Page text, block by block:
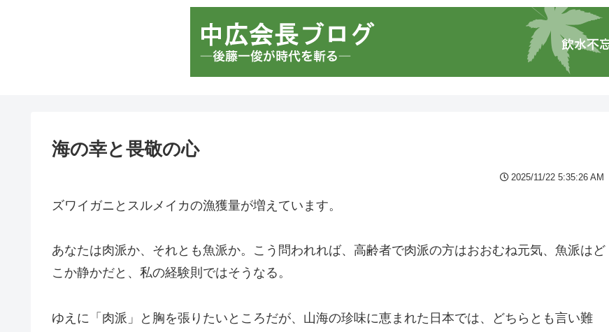
海の幸と畏敬の心
2025/11/22 5:35:26 AM
ズワイガニとスルメイカの漁獲量が増えています。
あなたは肉派か、それとも魚派か。こう問われれば、高齢者で肉派の方はおおむね元気、魚派はど
こか静かだと、私の経験則ではそうなる。
ゆえに「肉派」と胸を張りたいところだが、山海の珍味に恵まれた日本では、どちらとも言い難